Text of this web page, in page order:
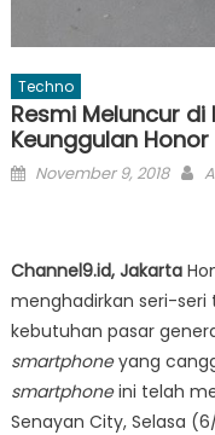
Techno
Resmi Meluncur
Keunggulan Honor
Posted
November 9, 2018
Channel9.id, Jakarta
menghadirkan seri-
kebutuhan pasar
smartphoneyang
smartphoneini telah
Senayan City, Selasa (6/